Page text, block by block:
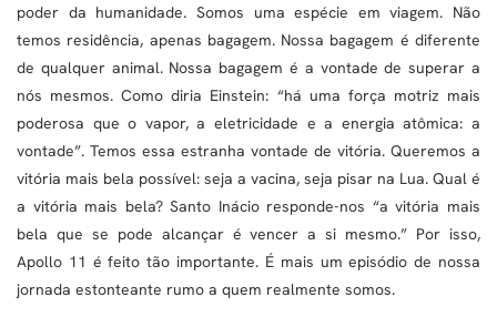
poder da humanidade. Somos uma espécie em viagem. Não
temos residência, apenas bagagem. Nossa bagagem é diferente
de qualquer animal. Nossa bagagem é a vontade de superar a
nós mesmos. Como diria Einstein: “há uma força motriz mais
poderosa que o vapor, a eletricidade e a energia atômica: a
vontade”. Temos essa estranha vontade de vitória. Queremos a
vitória mais bela possível: seja a vacina, seja pisar na Lua. Qual é
a vitória mais bela? Santo Inácio responde-nos “a vitória mais
bela que se pode alcançar é vencer a si mesmo.” Por isso,
Apollo 11 é feito tão importante. É mais um episódio de nossa
jornada estonteante rumo a quem realmente somos.